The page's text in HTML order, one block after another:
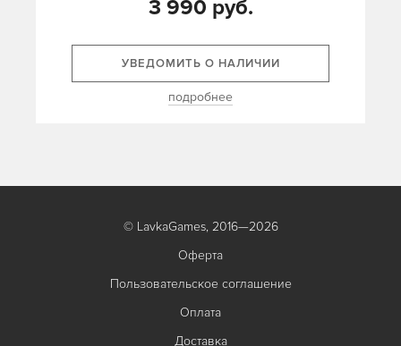
3 990 руб.
УВЕДОМИТЬ О НАЛИЧИИ
подробнее
© LavkaGames, 2016—2026
Оферта
Пользовательское соглашение
Оплата
Доставка